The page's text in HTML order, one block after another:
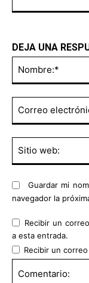
DEJA UNA
Guardar mi
navegador la
Recibir un
a esta entrada.
Recibir un